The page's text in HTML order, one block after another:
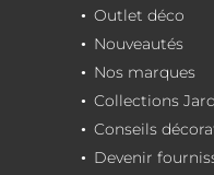
Outlet déco
Nouveautés
Nos marques
Collections
Conseils
Devenir